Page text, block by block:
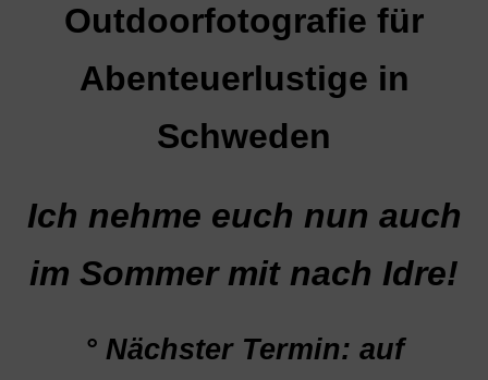
Outdoorfotografie für
Abenteuerlustige in
Schweden
Ich nehme euch nun auch
im Sommer mit nach Idre!
° Nächster Termin: auf